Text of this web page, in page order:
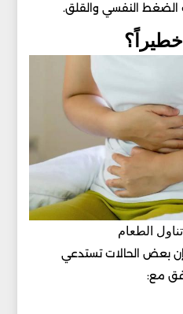
الضغط النفسي والقلق.
خطيراً؟
الطعام
بعض الحالات تستدعي
مع: